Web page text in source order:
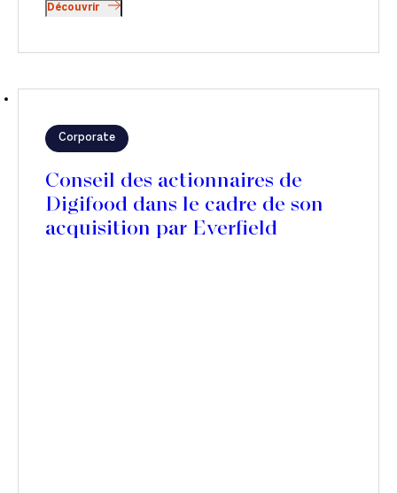
Découvrir
Corporate
Conseil des actionnaires de
Digifood dans le cadre de son
acquisition par Everfield